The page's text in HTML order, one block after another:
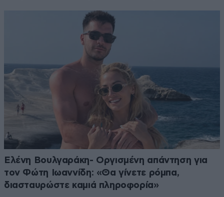
Ελένη Βουλγαράκη- Οργισμένη απάντηση για
τον Φώτη Ιωαννίδη: «Θα γίνετε ρόμπα,
διασταυρώστε καμιά πληροφορία»